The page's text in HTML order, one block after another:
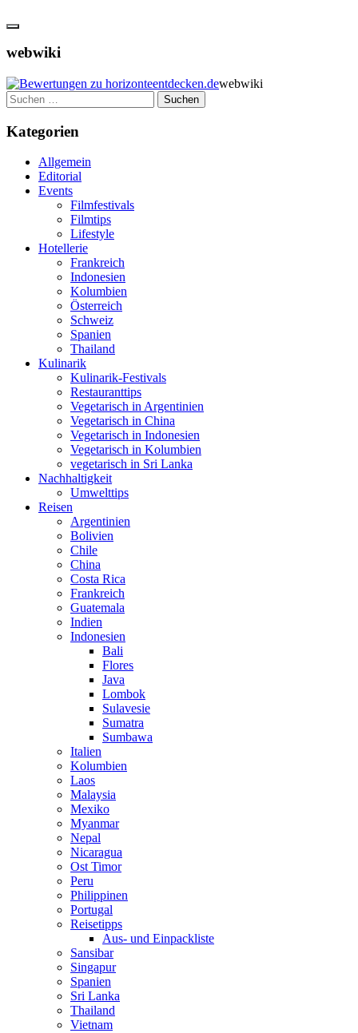
webwiki
webwiki
Suchen
nach:
Kategorien
Allgemein
Editorial
Events
Filmfestivals
Filmtips
Lifestyle
Hotellerie
Frankreich
Indonesien
Kolumbien
Österreich
Schweiz
Spanien
Thailand
Kulinarik
Kulinarik-Festivals
Restauranttips
Vegetarisch in Argentinien
Vegetarisch in China
Vegetarisch in Indonesien
Vegetarisch in Kolumbien
vegetarisch in Sri Lanka
Nachhaltigkeit
Umwelttips
Reisen
Argentinien
Bolivien
Chile
China
Costa Rica
Frankreich
Guatemala
Indien
Indonesien
Bali
Flores
Java
Lombok
Sulavesie
Sumatra
Sumbawa
Italien
Kolumbien
Laos
Malaysia
Mexiko
Myanmar
Nepal
Nicaragua
Ost Timor
Peru
Philippinen
Portugal
Reisetipps
Aus- und Einpackliste
Sansibar
Singapur
Spanien
Sri Lanka
Thailand
Vietnam